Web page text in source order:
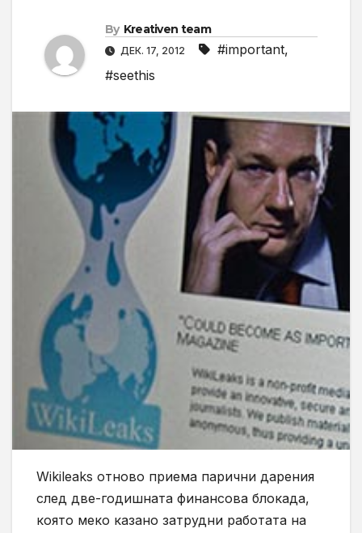
By Kreativen team
ДЕК. 17, 2012 #important,
#seethis
Wikileaks отново приема парични дарения
след две-годишната финансова блокада,
която меко казано затрудни работата на